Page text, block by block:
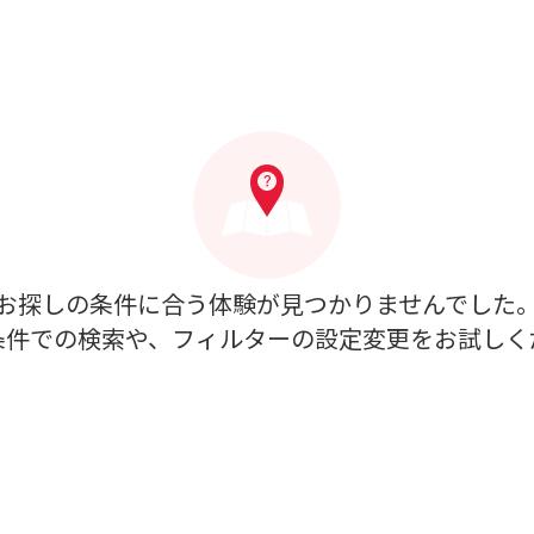
探しの条件に合う体験が見つかりませんでした。
での検索や、フィルターの設定変更をお試しく